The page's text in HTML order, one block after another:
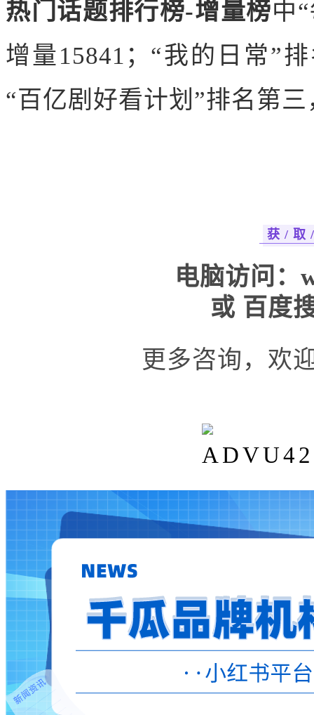
热门话题排行榜-增量榜中
增量15841； “我的日常”
“百亿剧好看计划”排名第三
获 / 取
电脑访问：
或 百度
更多咨询，欢